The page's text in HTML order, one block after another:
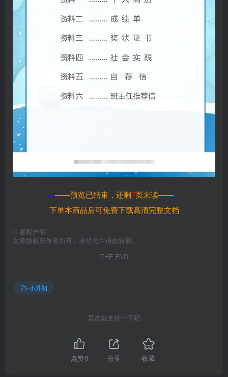
——预览已结束，还剩7页未读——
下单本商品后可免费下载高清完整文档
© 版权声明
文章版权归作者所有，未经允许请勿转载。
THE END
小升初
喜欢就支持一下吧
点赞9 分享 收藏